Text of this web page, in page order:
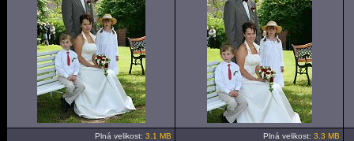
Plná velikost: 3.1 MB Plná velikost: 3.3 MB